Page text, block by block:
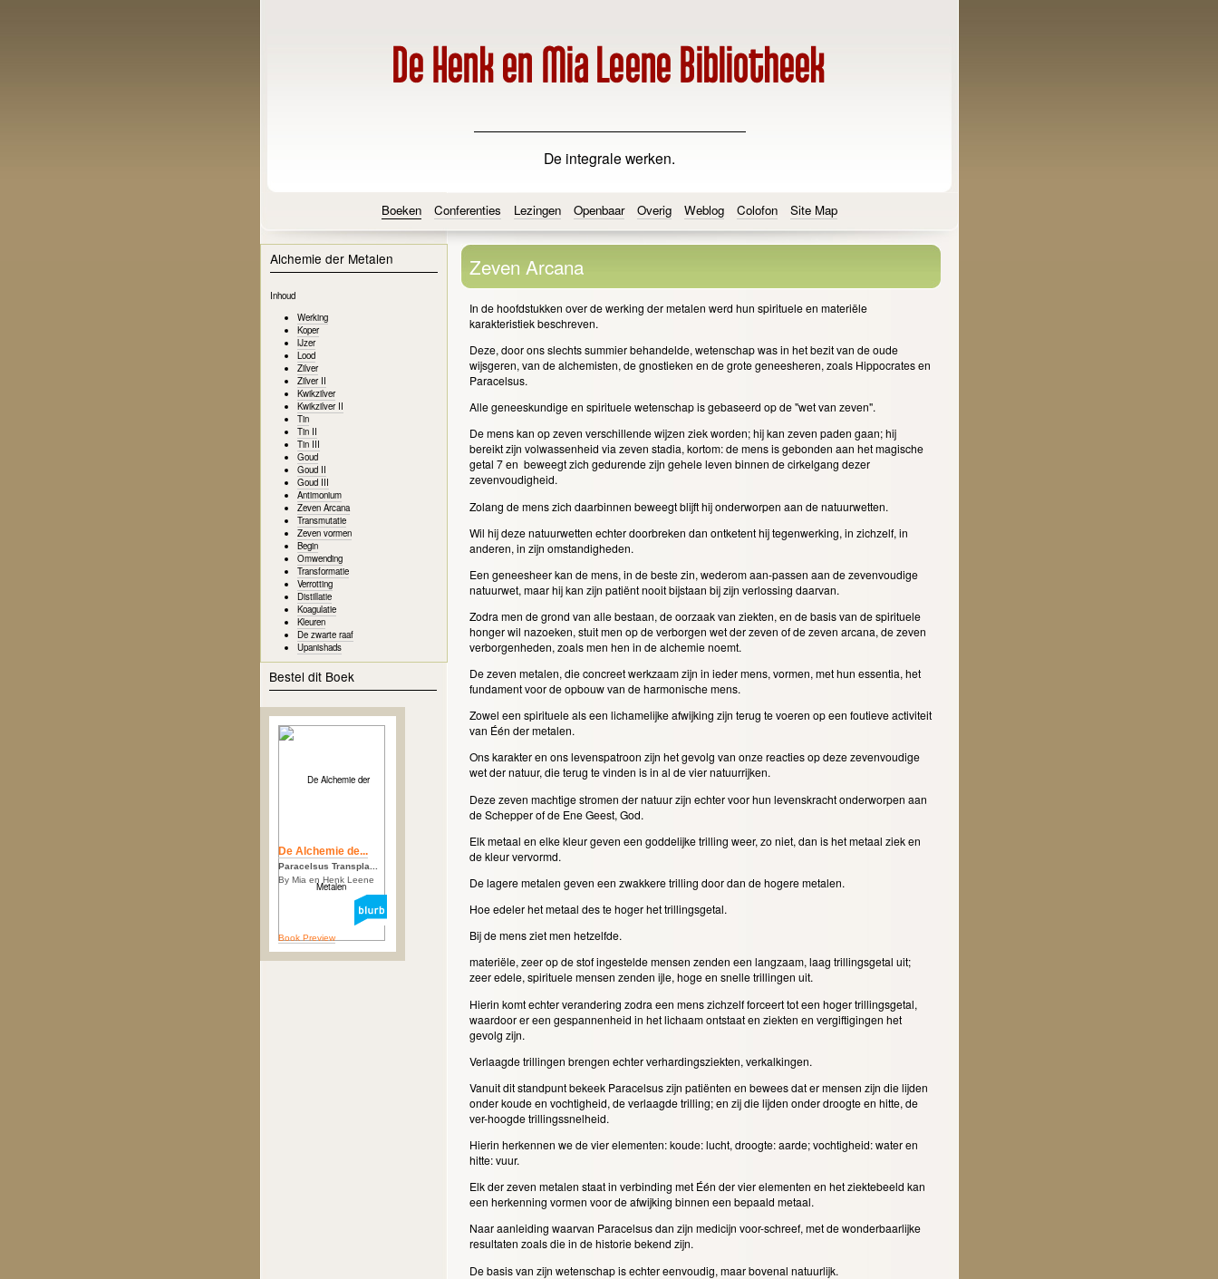
De integrale werken.
Boeken Conferenties Lezingen Openbaar Overig Weblog Colofon Site Map
Alchemie der Metalen
Inhoud
Werking
Koper
IJzer
Lood
Zilver
Zilver II
Kwikzilver
Kwikzilver II
Tin
Tin II
Tin III
Goud
Goud II
Goud III
Antimonium
Zeven Arcana
Transmutatie
Zeven vormen
Begin
Omwending
Transformatie
Verrotting
Distillatie
Koagulatie
Kleuren
De zwarte raaf
Upanishads
Bestel dit Boek
De Alchemie de...
Paracelsus Transpla...
By Mia en Henk Leene
Book Preview
Zeven Arcana
In de hoofdstukken over de werking der metalen werd hun spirituele en materiële
karakteristiek beschreven.
Deze, door ons slechts summier behandelde, wetenschap was in het bezit van de oude
wijsgeren, van de alchemisten, de gnostieken en de grote geneesheren, zoals Hippocrates en
Paracelsus.
Alle geneeskundige en spirituele wetenschap is gebaseerd op de "wet van zeven".
De mens kan op zeven verschillende wijzen ziek worden; hij kan zeven paden gaan; hij
bereikt zijn volwassenheid via zeven stadia, kortom: de mens is gebonden aan het magische
getal 7 en beweegt zich gedurende zijn gehele leven binnen de cirkelgang dezer
zevenvoudigheid.
Zolang de mens zich daarbinnen beweegt blijft hij onderworpen aan de natuurwetten.
Wil hij deze natuurwetten echter doorbreken dan ontketent hij tegenwerking, in zichzelf, in
anderen, in zijn omstandigheden.
Een geneesheer kan de mens, in de beste zin, wederom aan-passen aan de zevenvoudige
natuurwet, maar hij kan zijn patiënt nooit bijstaan bij zijn verlossing daarvan.
Zodra men de grond van alle bestaan, de oorzaak van ziekten, en de basis van de spirituele
honger wil nazoeken, stuit men op de verborgen wet der zeven of de zeven arcana, de zeven
verborgenheden, zoals men hen in de alchemie noemt.
De zeven metalen, die concreet werkzaam zijn in ieder mens, vormen, met hun essentia, het
fundament voor de opbouw van de harmonische mens.
Zowel een spirituele als een lichamelijke afwijking zijn terug te voeren op een foutieve activiteit
van Één der metalen.
Ons karakter en ons levenspatroon zijn het gevolg van onze reacties op deze zevenvoudige
wet der natuur, die terug te vinden is in al de vier natuurrijken.
Deze zeven machtige stromen der natuur zijn echter voor hun levenskracht onderworpen aan
de Schepper of de Ene Geest, God.
Elk metaal en elke kleur geven een goddelijke trilling weer, zo niet, dan is het metaal ziek en
de kleur vervormd.
De lagere metalen geven een zwakkere trilling door dan de hogere metalen.
Hoe edeler het metaal des te hoger het trillingsgetal.
Bij de mens ziet men hetzelfde.
materiële, zeer op de stof ingestelde mensen zenden een langzaam, laag trillingsgetal uit;
zeer edele, spirituele mensen zenden ijle, hoge en snelle trillingen uit.
Hierin komt echter verandering zodra een mens zichzelf forceert tot een hoger trillingsgetal,
waardoor er een gespannenheid in het lichaam ontstaat en ziekten en vergiftigingen het
gevolg zijn.
Verlaagde trillingen brengen echter verhardingsziekten, verkalkingen.
Vanuit dit standpunt bekeek Paracelsus zijn patiënten en bewees dat er mensen zijn die lijden
onder koude en vochtigheid, de verlaagde trilling; en zij die lijden onder droogte en hitte, de
ver-hoogde trillingssnelheid.
Hierin herkennen we de vier elementen: koude: lucht, droogte: aarde; vochtigheid: water en
hitte: vuur.
Elk der zeven metalen staat in verbinding met Één der vier elementen en het ziektebeeld kan
een herkenning vormen voor de afwijking binnen een bepaald metaal.
Naar aanleiding waarvan Paracelsus dan zijn medicijn voor-schreef, met de wonderbaarlijke
resultaten zoals die in de historie bekend zijn.
De basis van zijn wetenschap is echter eenvoudig, maar bovenal natuurlijk.